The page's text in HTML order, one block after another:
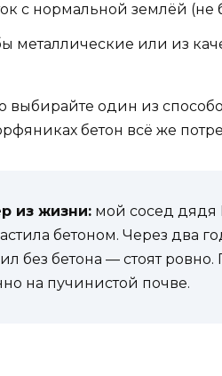
с нормальной землёй (не
металлические или из
выбирайте один из
бетон всё же
из жизни: мой сосед дядя
бетоном. Через два
без бетона — стоят
на пучинистой почве.